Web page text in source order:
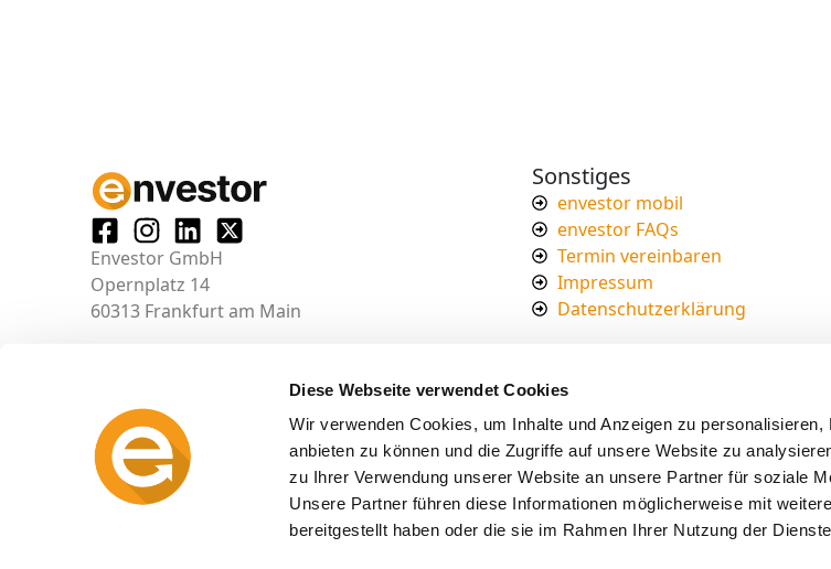
Diese Webseite verwendet Cookies
Wir verwenden Cookies, um Inhalte und Anzeigen zu
anbieten zu können und die Zugriffe auf unsere Website zu
zu Ihrer Verwendung unserer Website an unsere Partner für soziale
Unsere Partner führen diese Informationen möglicherweise mit
bereitgestellt haben oder die sie im Rahmen Ihrer Nutzung der
Envestor GmbH
Opernplatz 14
60313 Frankfurt am Main
Sonstiges
envestor mobil
envestor FAQs
Termin vereinbaren
Impressum
Datenschutzerklärung